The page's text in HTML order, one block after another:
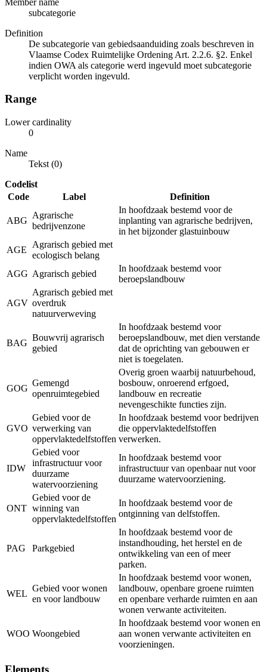
subcategorie
Definition
De subcategorie van gebiedsaanduiding zoals beschreven in
Vlaamse Codex Ruimtelijke Ordening Art. 2.2.6. §2. Enkel
indien OWA als categorie werd ingevuld moet subcategorie
verplicht worden ingevuld.
Range
Lower cardinality
0
Name
Tekst (0)
Codelist
Code
Label Definition
ABG
Agrarische
bedrijvenzone
In hoofdzaak bestemd voor de
inplanting van agrarische bedrijven,
in het bijzonder glastuinbouw
AGE
Agrarisch gebied met
ecologisch belang
AGG Agrarisch gebied
In hoofdzaak bestemd voor
beroepslandbouw
AGV
Agrarisch gebied met
overdruk
natuurverweving
BAG
Bouwvrij agrarisch
gebied
In hoofdzaak bestemd voor
beroepslandbouw, met dien verstande
dat de oprichting van gebouwen er
niet is toegelaten.
GOG
Gemengd
openruimtegebied
Overig groen waarbij natuurbehoud,
bosbouw, onroerend erfgoed,
landbouw en recreatie
nevengeschikte functies zijn.
GVO
Gebied voor de
verwerking van
oppervlaktedelfstoffen
In hoofdzaak bestemd voor bedrijven
die oppervlaktedelfstoffen
verwerken.
IDW
Gebied voor
infrastructuur voor
duurzame
watervoorziening
In hoofdzaak bestemd voor
infrastructuur van openbaar nut voor
duurzame watervoorziening.
ONT
Gebied voor de
winning van
oppervlaktedelfstoffen
In hoofdzaak bestemd voor de
ontginning van delfstoffen.
PAG Parkgebied
In hoofdzaak bestemd voor de
instandhouding, het herstel en de
ontwikkeling van een of meer
parken.
WEL
Gebied voor wonen
en voor landbouw
In hoofdzaak bestemd voor wonen,
landbouw, openbare groene ruimten
en openbare verharde ruimten en aan
wonen verwante activiteiten.
WOO Woongebied
In hoofdzaak bestemd voor wonen en
aan wonen verwante activiteiten en
voorzieningen.
Elements